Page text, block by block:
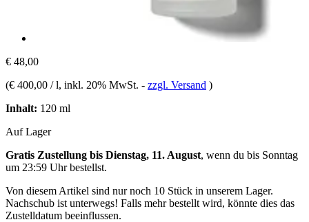
€ 48,00
(€ 400,00 / l, inkl. 20% MwSt. - zzgl. Versand )
Inhalt: 120 ml
Auf Lager
Gratis Zustellung bis Dienstag, 11. August, wenn du bis Sonntag
um 23:59 Uhrbestellst.
Von diesem Artikel sind nur noch 10 Stück in unserem Lager.
Nachschub ist unterwegs! Falls mehr bestellt wird, könnte dies das
Zustelldatum beeinflussen.